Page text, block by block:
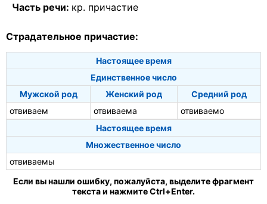
Часть речи: кр. причастие
Страдательное причастие:
Настоящее время
Единственное число
Мужской род
Женский род
Средний род
отвиваем
отвиваема
отвиваемо
Настоящее время
Множественное число
отвиваемы
Если вы нашли ошибку, пожалуйста, выделите фрагмент
текста и нажмите Ctrl+Enter.